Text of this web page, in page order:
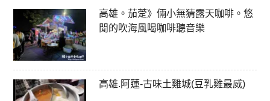
高雄。茄萣》倆小無猜露天咖啡。悠
閒的吹海風喝咖啡聽音樂
高雄.阿蓮-古味土雞城(豆乳雞最威)